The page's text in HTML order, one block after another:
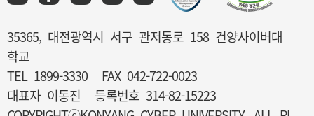
35365, 대전광역시 서구 관저동로 158 건양사이버대
학교
TEL 1899-3330
FAX 042-722-0023
대표자 이동진
등록번호 314-82-15223